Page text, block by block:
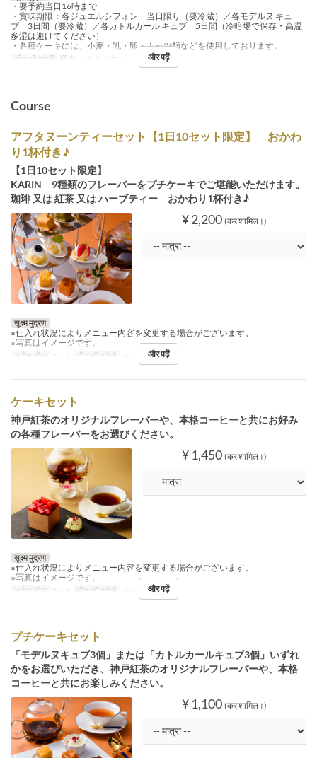
・要予約当日16時まで
・賞味期限：各ジュエルシフォン 当日限り（要冷蔵）／各モデルヌ キュ
ブ 3日間（要冷蔵）／各カトルカール キュブ 5日間（冷暗場で保存・高温
多湿は避けてください）
・各種ケーキには、小麦・乳・卵・ナッツ類などを使用しております。
सीट की श्रेणी 通常テイクアウト और पढ़ें
Course
アフタヌーンティーセット【1日10セット限定】 おかわ
り1杯付き♪
【1日10セット限定】
KARIN 9種類のフレーバーをプチケーキでご堪能いただけます。
珈琲 又は 紅茶 又は ハーブティー おかわり1杯付き♪
¥ 2,200 (कर शामिल।)
सूक्ष्म मुद्रण
※仕入れ状況によりメニュー内容を変更する場合がございます。
※写真はイメージです。
आदेश सीमा
1 ~ 6 सीट की श्रेणी イートイン
और पढ़ें
ケーキセット
神戸紅茶のオリジナルフレーバーや、本格コーヒーと共にお好み
の各種フレーバーをお選びください。
¥ 1,450 (कर शामिल।)
सूक्ष्म मुद्रण
※仕入れ状況によりメニュー内容を変更する場合がございます。
※写真はイメージです。
आदेश सीमा
1 ~ 6 सीट की श्रेणी イートイン
और पढ़ें
プチケーキセット
「モデルヌキュブ3個」または「カトルカールキュブ3個」いずれ
かをお選びいただき、神戸紅茶のオリジナルフレーバーや、本格
コーヒーと共にお楽しみください。
¥ 1,100 (कर शामिल।)